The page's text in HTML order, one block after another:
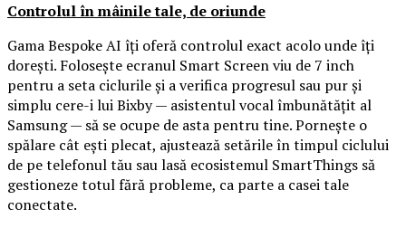
Controlul în mâinile tale, de oriunde
Gama Bespoke AI îți oferă controlul exact acolo unde îți
dorești. Folosește ecranul Smart Screen viu de 7 inch
pentru a seta ciclurile și a verifica progresul sau pur și
simplu cere-i lui Bixby — asistentul vocal îmbunătățit al
Samsung — să se ocupe de asta pentru tine. Pornește o
spălare cât ești plecat, ajustează setările în timpul ciclului
de pe telefonul tău sau lasă ecosistemul SmartThings să
gestioneze totul fără probleme, ca parte a casei tale
conectate.